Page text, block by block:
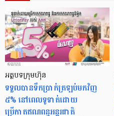
អត្ថបទក្រុមហ៊ុន
ទទួលបានទឹកប្រាក់ត្រឡប់មកវិញ
៥% នៅពេលទូទាត់ដោយ
ប្រើកាតឥណពន្ធអន្តរជាតិ